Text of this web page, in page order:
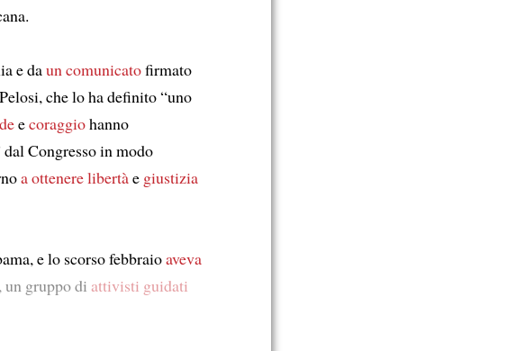
e daun comunicatofirmato
che lo ha definito “uno
ecoraggiohanno
dal Congresso in modo
a ottenerelibertàe giustizia
e lo scorso febbraioaveva
, un gruppo di attivisti guidati